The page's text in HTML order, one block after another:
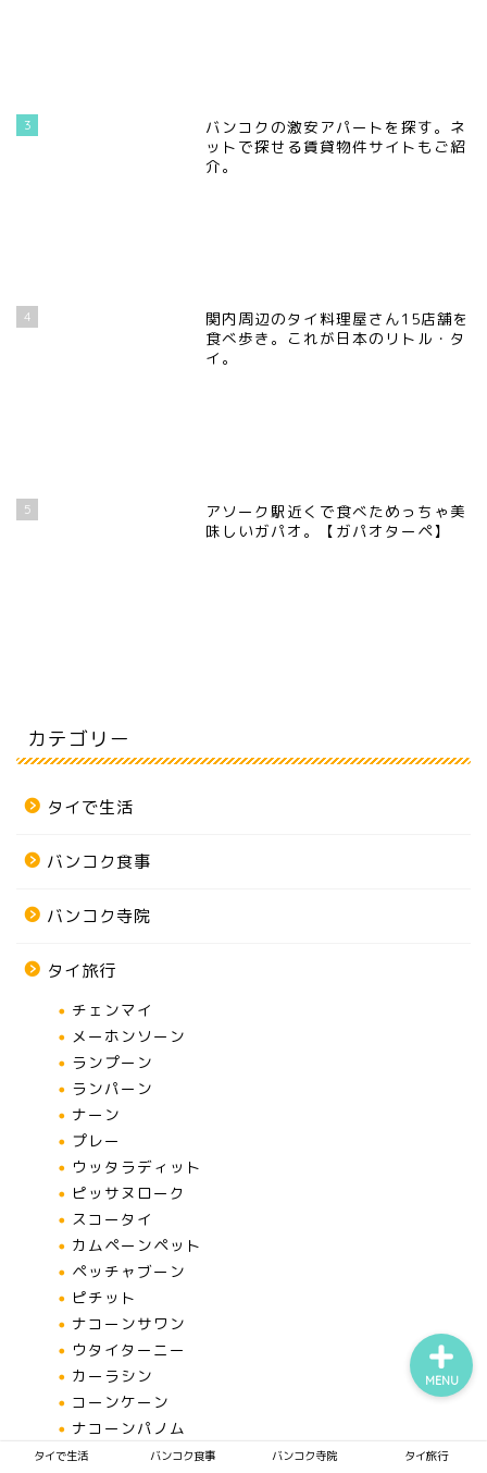
3
バンコクの激安アパートを探す。ネ
ットで探せる賃貸物件サイトもご紹
介。
4
関内周辺のタイ料理屋さん15店舗を
食べ歩き。これが日本のリトル・タ
イ。
5
アソーク駅近くで食べためっちゃ美
味しいガパオ。【ガパオターペ】
カテゴリー
タイで生活
バンコク食事
バンコク寺院
タイ旅行
チェンマイ
メーホンソーン
ランプーン
ランパーン
ナーン
プレー
ウッタラディット
ピッサヌローク
スコータイ
カムペーンペット
ペッチャブーン
ピチット
ナコーンサワン
ウタイターニー
カーラシン
コーンケーン
ナコーンパノム
ナコーンラーチャシーマー
タイで生活 バンコク食事 バンコク寺院 タイ旅行
MENU